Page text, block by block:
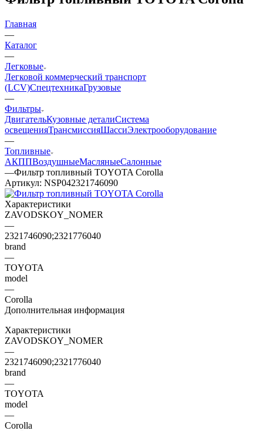
Главная
—
Каталог
—
Легковые
Легковой коммерческий транспорт
(LCV)СпецтехникаГрузовые
—
Фильтры
ДвигательКузовные деталиСистема
освещенияТрансмиссияШассиЭлектрооборудование
—
Топливные
АКППВоздушныеМасляныеСалонные
—Фильтр топливный TOYOTA Corolla
Артикул: NSP042321746090
Характеристики
ZAVODSKOY_NOMER
—
2321746090;2321776040
brand
—
TOYOTA
model
—
Corolla
Дополнительная информация
Характеристики
ZAVODSKOY_NOMER
—
2321746090;2321776040
brand
—
TOYOTA
model
—
Corolla